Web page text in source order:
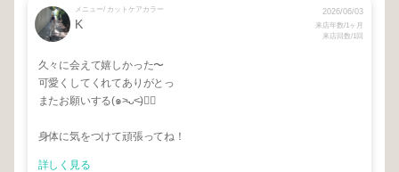
メニュー/ カットケアカラー
K
2026/06/03
来店年数/1ヶ月
来店回数/1回
久々に会えて嬉しかった〜
可愛くしてくれてありがとっ
またお願いする(๑˃̵ᴗ˂̵)❤️‍🔥
身体に気をつけて頑張ってね！
詳しく見る